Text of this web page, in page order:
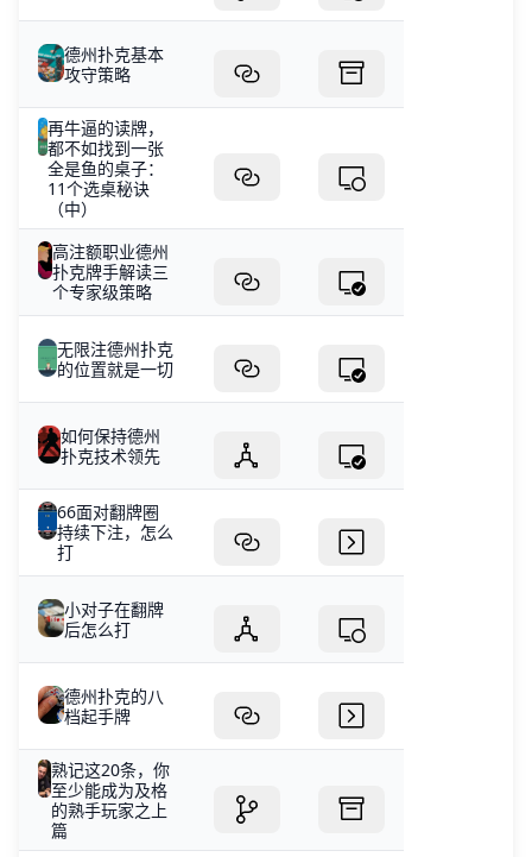
德州扑克基本
攻守策略
再牛逼的读牌，
都不如找到一张
全是鱼的桌子：
11个选桌秘诀
（中）
高注额职业德州
扑克牌手解读三
个专家级策略
无限注德州扑克
的位置就是一切
如何保持德州
扑克技术领先
66面对翻牌圈
持续下注，怎么
打
小对子在翻牌
后怎么打
德州扑克的八
档起手牌
熟记这20条，你
至少能成为及格
的熟手玩家之上
篇